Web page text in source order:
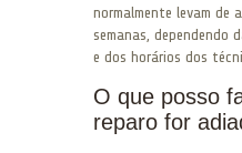
normalmente levam de
semanas, dependendo
e dos horários dos
O que posso
reparo for